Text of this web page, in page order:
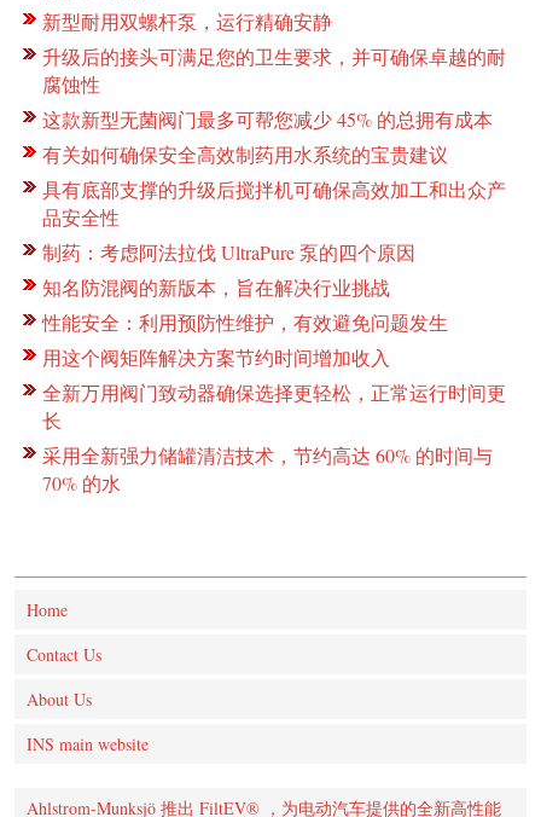
新型耐用双螺杆泵，运行精确安静
升级后的接头可满足您的卫生要求，并可确保卓越的耐
腐蚀性
这款新型无菌阀门最多可帮您减少 45% 的总拥有成本
有关如何确保安全高效制药用水系统的宝贵建议
具有底部支撑的升级后搅拌机可确保高效加工和出众产
品安全性
制药：考虑阿法拉伐 UltraPure 泵的四个原因
知名防混阀的新版本，旨在解决行业挑战
性能安全：利用预防性维护，有效避免问题发生
用这个阀矩阵解决方案节约时间增加收入
全新万用阀门致动器确保选择更轻松，正常运行时间更
长
采用全新强力储罐清洁技术，节约高达 60% 的时间与
70% 的水
Home
Contact Us
About Us
INS main website
Ahlstrom-Munksjö 推出 FiltEV® ，为电动汽车提供的全新高性能